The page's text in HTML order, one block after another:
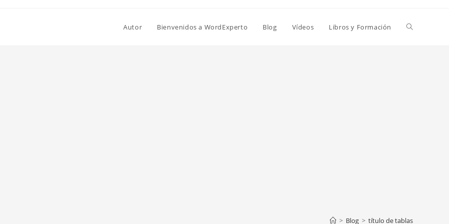
Autor Bienvenidos a WordExperto Blog Vídeos Libros y Formación Alternar
> Blog > título de tablas